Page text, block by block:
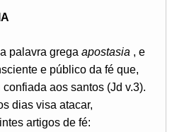
palavra grega apostasia , e
e público da fé que,
aos santos (Jd v.3).
dias visa atacar,
artigos de fé: